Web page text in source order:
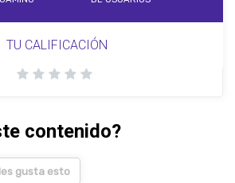
TU CALIFICACIÓN
contenido?
gusta esto